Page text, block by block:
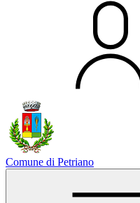
Comune di Petriano